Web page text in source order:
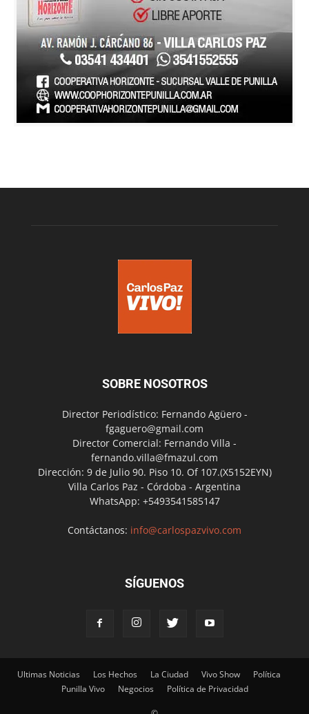
SOBRE NOSOTROS
Director Periodístico: Fernando Agüero -
fgaguero@gmail.com
Director Comercial: Fernando Villa -
fernando.villa@fmazul.com
Dirección: 9 de Julio 90. Piso 10. Of 107.(X5152EYN)
Villa Carlos Paz - Córdoba - Argentina
WhatsApp: +5493541585147
Contáctanos: info@carlospazvivo.com
SÍGUENOS
Ultimas Noticias Los Hechos La Ciudad Vivo Show
Política
Punilla Vivo
Negocios Política de Privacidad